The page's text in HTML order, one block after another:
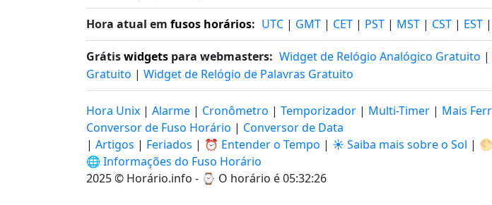
Hora atual em fusos horários: UTC | GMT | CET | PST | MST | CST | EST |
Grátiswidgets para webmasters: Widget de Relógio Analógico Gratuito |
Gratuito | Widget de Relógio de Palavras Gratuito
Hora Unix | Alarme | Cronômetro | Temporizador | Multi-Timer | Mais
Conversor de Fuso Horário | Conversor de Data
| Artigos | Feriados | ⏰ Entender o Tempo | ☀️ Saiba mais sobre o Sol |
🌐 Informações do Fuso Horário
2025 © Horário.info - ⌚ O horário é 05:32:26